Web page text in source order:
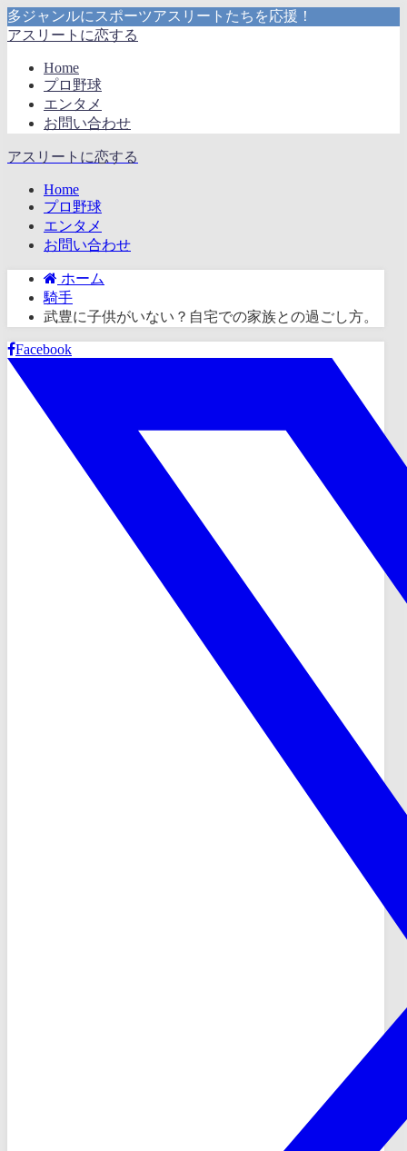
多ジャンルにスポーツアスリートたちを応援！
アスリートに恋する
Home
プロ野球
エンタメ
お問い合わせ
アスリートに恋する
Home
プロ野球
エンタメ
お問い合わせ
ホーム
騎手
武豊に子供がいない？自宅での家族との過ごし方。
Facebook